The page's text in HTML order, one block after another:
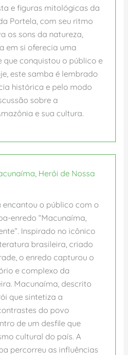
e figuras mitológicas da
Portela, com seu ritmo
os sons da natureza,
em si oferecia uma
conquistou o público e
este samba é lembrado
histórica e pelo modo
sobre a
e sua cultura.
Herói de Nossa
encantou o público com o
enredo “Macunaíma,
Inspirado no icônico
brasileira, criado
o enredo capturou o
e complexo da
Macunaíma, descrito
que sintetiza a
do povo
de um desfile que
cultural do país. A
percorreu as influências